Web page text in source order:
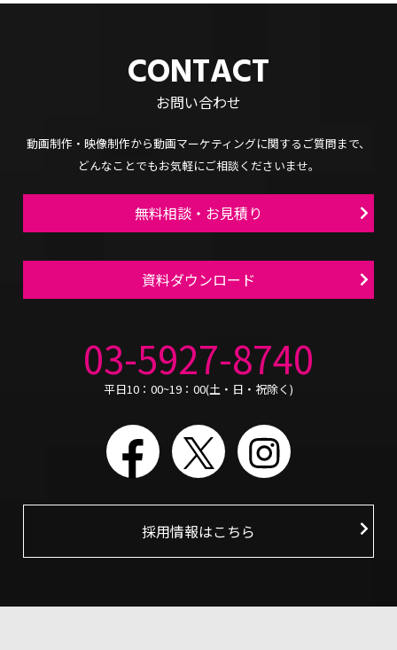
CONTACT
お問い合わせ
動画制作・映像制作から動画マーケティングに関するご質問まで、
どんなことでもお気軽にご相談くださいませ。
無料相談・お見積り
資料ダウンロード
03-5927-8740
平日10：00~19：00(土・日・祝除く)
FacebookX Instagram
採用情報はこちら